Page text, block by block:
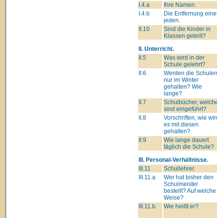
I.4.a
Ihre Namen.
I.4.b
Die Entfernung
jeden.
II.10
Sind die Kinder in
Klassen geteilt?
II. Unterricht.
II.5
Was wird in der
Schule gelehrt?
II.6
Werden die Schulen
nur im Winter
gehalten? Wie
lange?
II.7
Schulbücher,
sind eingeführt?
II.8
Vorschriften, wie
es mit diesen
gehalten?
II.9
Wie lange dauert
täglich die Schule?
III. Personal-Verhältnisse.
III.11
Schullehrer.
III.11.a
Wer hat bisher den
Schulmeister
bestellt? Auf welche
Weise?
III.11.b
Wie heißt er?